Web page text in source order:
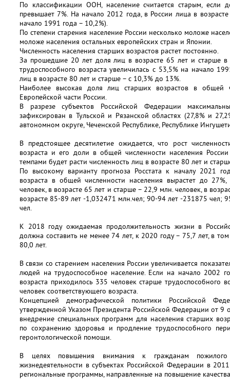
По классификации ООН, население считается старым,
превышает 7%. На начало 2012 года, в России лица в
начало 1991 года – 10,2%).
По степени старения население России несколько моложе
моложе населения остальных европейских стран и Японии.
Численность населения старших возрастов растет постоянно.
За прошедшие 20 лет доля лиц в возрасте 65 лет и старше в
трудоспособного возраста увеличилась с 53,5% на начало
лиц в возрасте 80 лет и старше – с 10,3% до 13%.
Наиболее высокая доля лиц старших возрастов в общей
Европейской части России.
В разрезе субъектов Российской Федерации
зафиксирован в Тульской и Рязанской областях (27,8% и
автономном округе, Чеченской Республике, Республике
В предстоящее десятилетие ожидается, что рост
возраста и его доли в общей численности населения
темпами будет расти численность лиц в возрасте 80 лет и
По высокому варианту прогноза Росстата к началу 2021
возраста в общей численности населения вырастет до
человек, в возрасте 65 лет и старше – 22,9 млн. человек, в
возрасте 85-89 лет -1,032471 млн.чел; 90-94 лет -231875 чел;
чел.
К 2018 году ожидаемая продолжительность жизни в
должна составить не менее 74 лет, к 2020 году – 75,7 лет, в
80,0 лет.
В связи со старением населения России увеличивается
людей на трудоспособное население. Если на начало 2002
возраста приходилось 335 человек старше трудоспособного
человек соответствующего возраста.
Концепцией демографической политики Российской
утвержденной Указом Президента Российской Федерации от 9
внедрение специальных программ для населения старших
по сохранению здоровья и продление трудоспособного
геронтологической помощи.
В целях повышения внимания к гражданам пожилого
жизнедеятельности в субъектах Российской Федерации в
региональные программы, направленные на повышение